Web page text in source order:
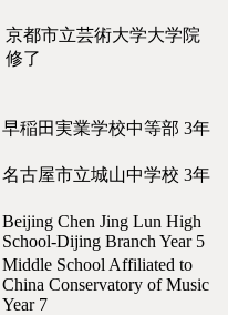
京都市立芸術大学大学院
修了
早稲田実業学校中等部 3年
名古屋市立城山中学校 3年
Beijing Chen Jing Lun High
School-Dijing Branch Year 5
Middle School Affiliated to
China Conservatory of Music
Year 7